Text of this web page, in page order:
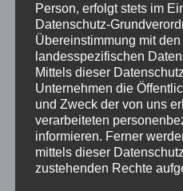
Traglast 500
Farb-
Beschreibung
Black
Ähnliche Produkte
Person, erfolgt stets im
Datenschutz-
Übereinstimmung mit
landesspezifischen
Mittels dieser
Unternehmen die
und Zweck der von uns
verarbeiteten
informieren. Ferner
mittels dieser
zustehenden Rechte